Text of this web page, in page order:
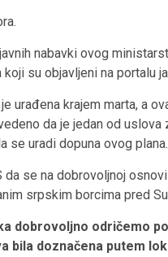
nabavki ovog
su objavljeni na portalu
urađena krajem marta, a
da je jedan od
se uradi dopuna ovog plana.
se na dobrovoljnoj
srpskim borcima pred
dobrovoljno odričemo
doznačena putem